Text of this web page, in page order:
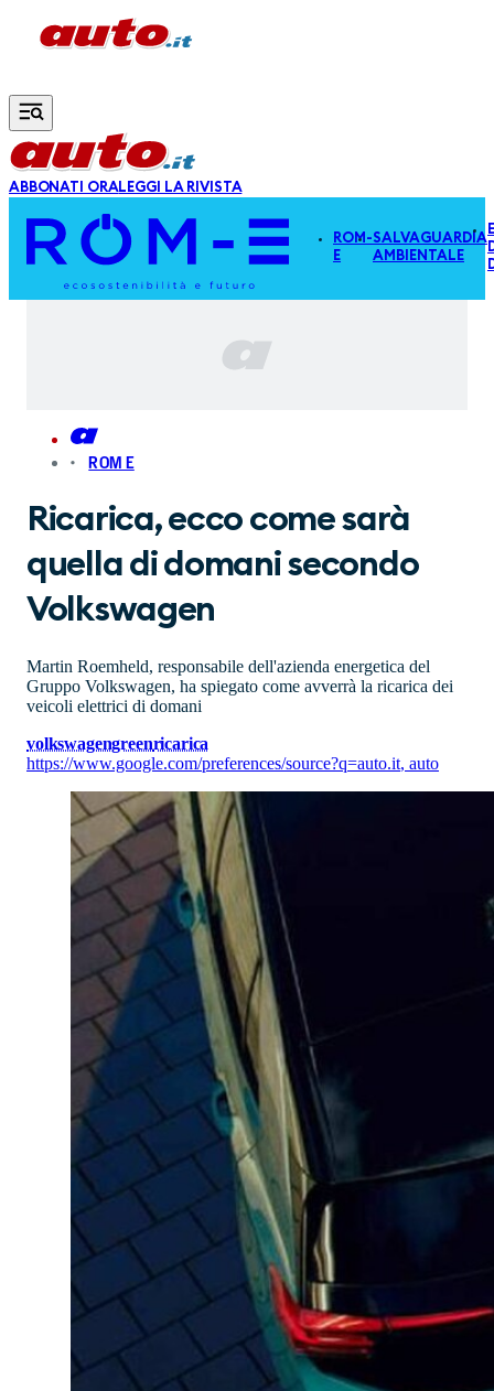
Vai al contenuto principale
ABBONATI ORALEGGI LA RIVISTA
ROM-
E
SALVAGUARDIA
AMBIENTALE
ROM E
Ricarica, ecco come sarà
quella di domani secondo
Volkswagen
Martin Roemheld, responsabile dell'azienda energetica del
Gruppo Volkswagen, ha spiegato come avverrà la ricarica dei
veicoli elettrici di domani
volkswagengreenricarica
https://www.google.com/preferences/source?q=auto.it, auto